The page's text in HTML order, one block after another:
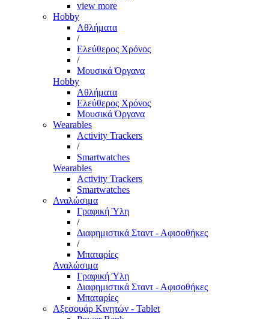
view more
Hobby
Αθλήματα
/
Ελεύθερος Χρόνος
/
Μουσικά Όργανα
Hobby
Αθλήματα
Ελεύθερος Χρόνος
Μουσικά Όργανα
Wearables
Activity Trackers
/
Smartwatches
Wearables
Activity Trackers
Smartwatches
Αναλώσιμα
Γραφική Ύλη
/
Διαφημιστικά Σταντ - Αφισοθήκες
/
Μπαταρίες
Αναλώσιμα
Γραφική Ύλη
Διαφημιστικά Σταντ - Αφισοθήκες
Μπαταρίες
Αξεσουάρ Κινητών - Tablet